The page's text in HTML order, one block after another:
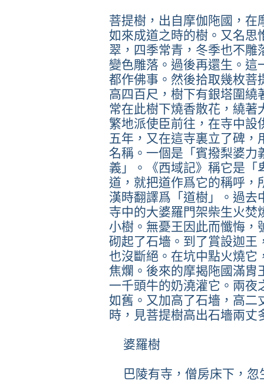
菩提樹，出自摩伽陁國，在
如來成道之時的樹。又名思
翠，四季常青，冬季也不雕
變色雕落。過後再還生。這
都作佛事。然後拾取幾枚菩
高四百尺，樹下有銀塔圍繞
常在此樹下燒香散花，繞著
繁地派使臣前往，在寺中設
五年，又在這寺裏立了碑，
名稱。一個是「賓撥梨婆力
義」。《西域記》稱它是「
道，就把道作爲它的稱呼，
漢時翻譯爲「道樹」。過去
寺中的大婆羅門架柴生火焚
小樹。無憂王因此而懺悔，
砌起了石墻。到了賞設迦王
也沒斷絕。在坑中點火燒它
焦爛。後來的摩揭陁國滿胄
一千頭牛的奶澆灌它。兩夜
如舊。又加高了石墻，高二
時，見菩提樹高出石墻兩丈
婆羅樹
巴陵有寺，僧房床下，忽